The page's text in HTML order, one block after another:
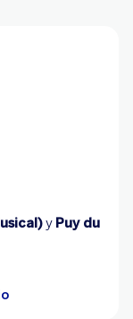
y Puy du